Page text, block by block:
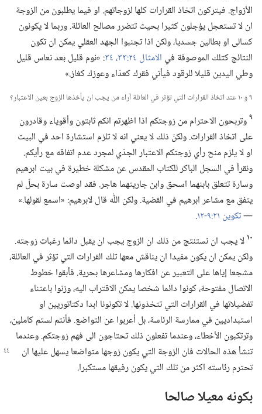
الأزواج.‏ فيتركون اتخاذ القرارات كلها لزوجاتهم.‏ او فيما يطلبون من الزوجة
ان لا تستعجل يؤجلون كثيرا بحيث تتضرر مصالح العائلة.‏ وربما لا يكونون
كسالى او بطالين جسديا،‏ ولكن اذا تجنبوا الجهد العقلي يمكن ان تكون
النتائج كتلك الموصوفة في الامثال ٢٤:‏٣٣،‏ ٣٤
‏:‏ «نوم قليل بعد نعاس قليل
وطي اليدين قليلا للرقود فيأتي فقرك كعدّاء وعوزك كغاز.‏»‏
٩ و ١٠ عند اتخاذ القرارات التي تؤثر في العائلة آراء من يجب ان يأخذها الزوج بعين الاعتبار؟‏
٩وتربحون الاحترام من زوجتكم اذا اظهرتم انكم ثابتون وأقوياء وقادرون
على اتخاذ القرارات.‏ ولكنّ ذلك لا يعني انه لا تلزم استشارة احد في البيت
او لا يلزم منح رأي زوجتكم الاعتبار الجدّي لمجرد عدم اتفاقه مع رأيكم.‏
ونقرأ في السجل الباكر للكتاب المقدس عن مشكلة خطيرة في بيت ابرهيم
وسارة تتعلق بابنهما اسحق وابن جاريتهما هاجر.‏ فقد اوصت سارة بحلّ لم
يتفق مع مشاعر ابرهيم في القضية.‏ ولكن اللّٰه قال لابرهيم:‏ «اسمع لقولها.‏»
—‏تكوين ٢١:‏٩-‏١٢ ‏.‏
١٠ لا يجب ان نستنتج من ذلك ان الزوج يجب ان يقبل دائما رغبات زوجته.‏
ولكن يمكن ان يكون مفيدا ان يناقش معها تلك القرارات التي تؤثر في العائلة،‏
مشجعا إياها على التعبير عن افكارها ومشاعرها بحرية.‏ فأبقوا خطوط
الاتصال مفتوحة،‏ كونوا دائما شخصا يمكن الاقتراب اليه،‏ وزنوا باعتناء
تفضيلاتها في القرارات التي تتخذونها.‏ لا تكونونا ابدا دكتاتوريين او
استبداديين في ممارسة الرئاسة،‏ بل أعربوا عن التواضع.‏ فأنتم لستم كاملين،‏
وترتكبون الأخطاء،‏ وعندما تفعلون ذلك تحتاجون الى فهم زوجتكم.‏ وعندما
تنشأ هذه الحالات فان الزوجة التي يكون زوجها متواضعا يسهل عليها ان
تحترم رئاسته اكثر من تلك التي يكون رفيقها مستكبرا.‏
بكونه معيلا صالحا